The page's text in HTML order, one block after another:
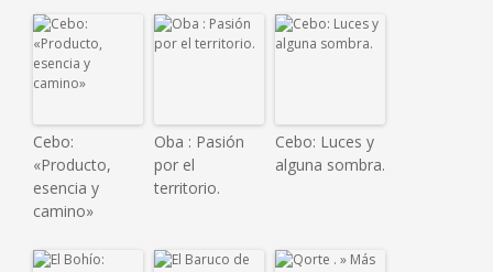
Cebo:
«Producto,
esencia y
camino»
Oba : Pasión
por el
territorio.
Cebo: Luces y
alguna sombra.